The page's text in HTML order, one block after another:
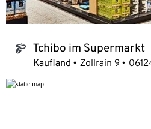
tchibo_logo Tchibo im Supermarkt
Kaufland Zollrain 9